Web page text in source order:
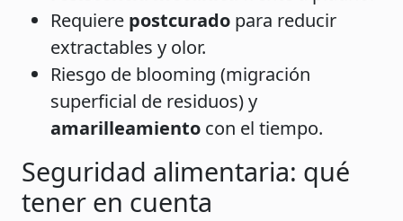
Requiere postcurado para reducir
extractables y olor.
Riesgo de blooming (migración
superficial de residuos) y
amarilleamiento con el tiempo.
Seguridad alimentaria: qué
tener en cuenta